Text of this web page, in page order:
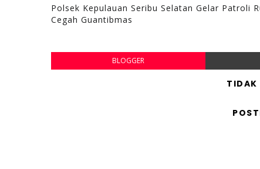
Polsek Kepulauan Seribu Selatan Gelar Patroli
Cegah Guantibmas
BLOGGER
TIDAK